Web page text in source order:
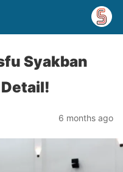
Syakban
6 months ago